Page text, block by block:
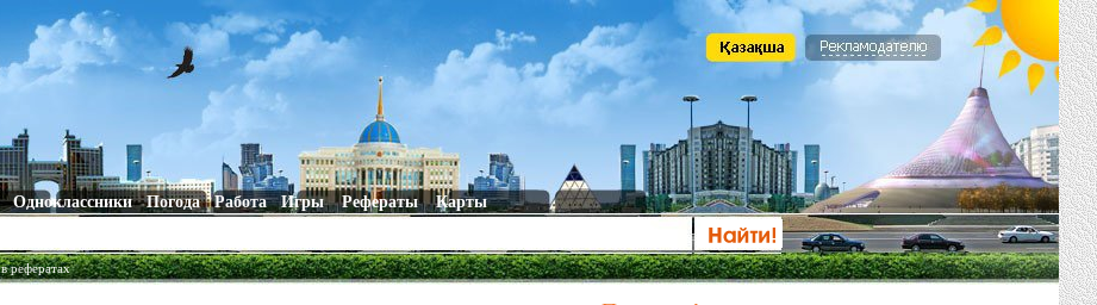
Одноклассники Погода Работа Игры Рефераты Карты
в рефератах